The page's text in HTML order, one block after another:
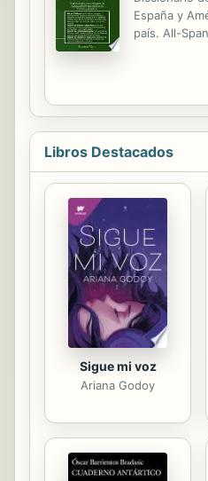
España y
país. All-
Libros Destacados
Sigue mi voz
Ariana Godoy